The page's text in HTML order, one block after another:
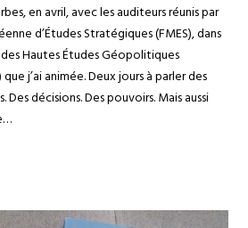
en avril, avec les auditeurs réunis par
d’Études Stratégiques (FMES), dans
Hautes Études Géopolitiques
j’ai animée. Deux jours à parler des
Des décisions. Des pouvoirs. Mais aussi